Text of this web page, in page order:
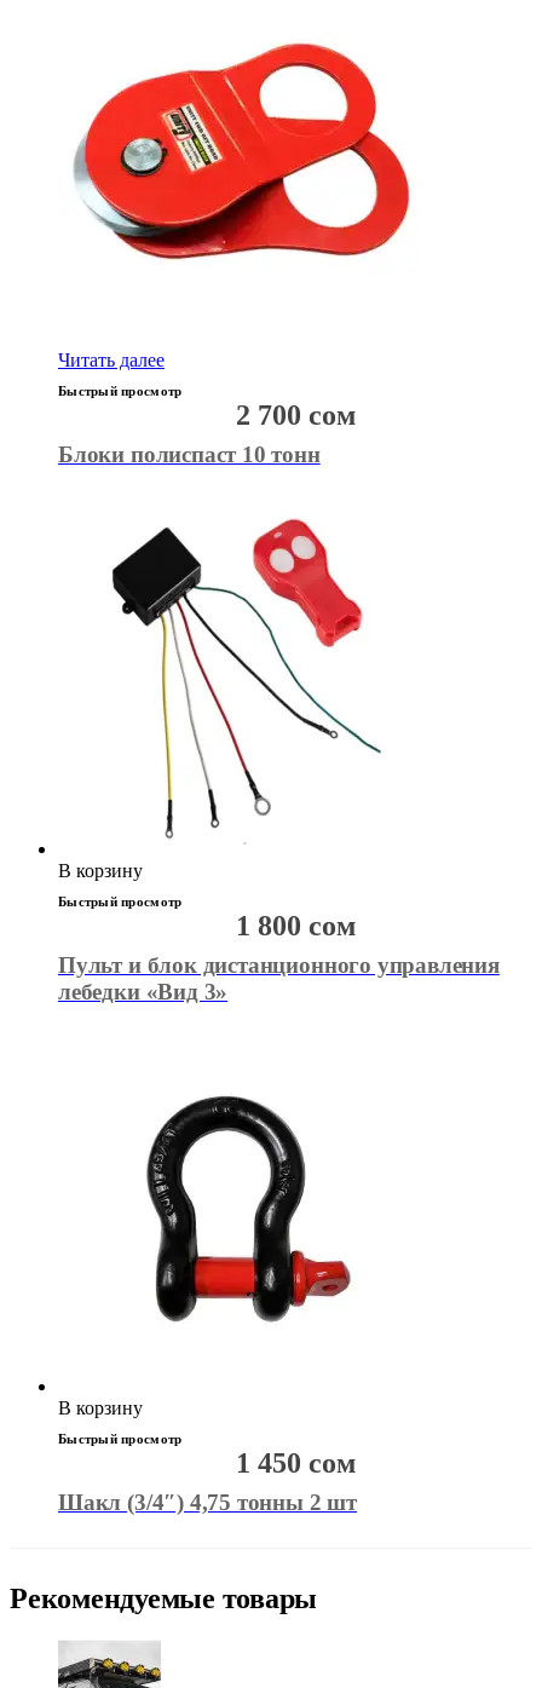
Читать далее
Быстрый просмотр
Блоки полиспаст 10 тонн
2 700 сом
В корзину
Быстрый просмотр
Пульт и блок дистанционного управления
лебедки «Вид 3»
1 800 сом
В корзину
Быстрый просмотр
Шакл (3/4″) 4,75 тонны 2 шт
1 450 сом
Рекомендуемые товары